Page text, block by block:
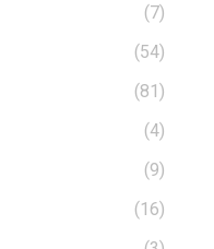
(7)
(54)
(81)
(4)
(9)
(16)